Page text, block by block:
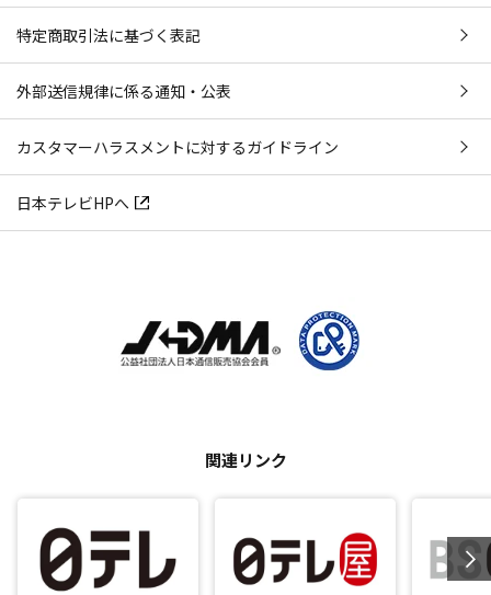
特定商取引法に基づく表記
外部送信規律に係る通知・公表
カスタマーハラスメントに対するガイドライン
日本テレビHPへ
関連リンク